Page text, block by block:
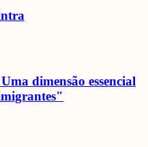
dimensão essencial